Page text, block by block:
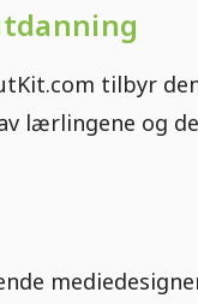
tilbyr
lærlingene og